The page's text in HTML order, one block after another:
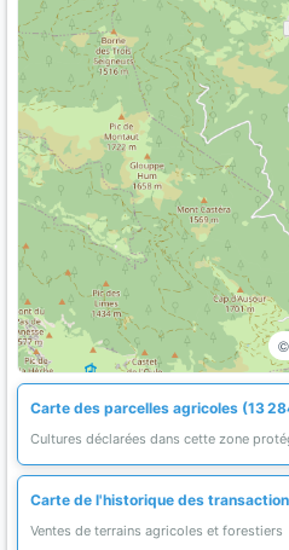
Carte des parcelles agricoles (13
Cultures déclarées dans cette zone
Carte de l'historique des
Ventes de terrains agricoles et forestiers